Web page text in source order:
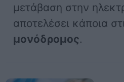
μετάβαση στην
αποτελέσει κάποια
μονόδρομος.